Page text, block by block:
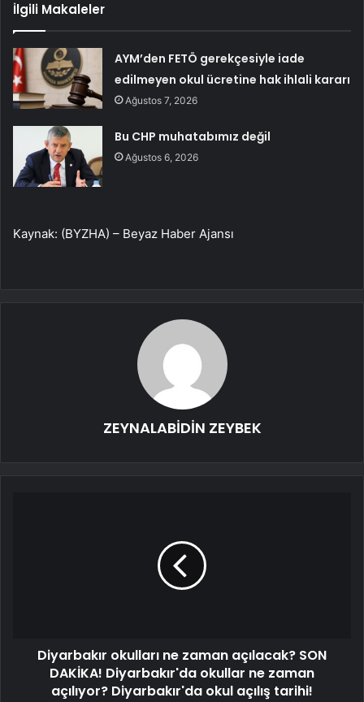
İlgili Makaleler
AYM’den FETÖ gerekçesiyle iade
edilmeyen okul ücretine hak ihlali kararı
Ağustos 7, 2026
Bu CHP muhatabımız değil
Ağustos 6, 2026
Kaynak: (BYZHA) – Beyaz Haber Ajansı
ZEYNALABİDİN ZEYBEK
Diyarbakır okulları ne zaman açılacak? SON
DAKİKA! Diyarbakır'da okullar ne zaman
açılıyor? Diyarbakır'da okul açılış tarihi!